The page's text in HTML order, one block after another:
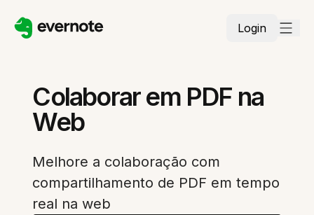
Login
Colaborar em PDF na
Web
Melhore a colaboração com
compartilhamento de PDF em tempo
real na web